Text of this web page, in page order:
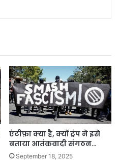
एंटीफ़ा क्या है, क्यों ट्रंप ने इसे
बताया आतंकवादी संगठन…
September 18, 2025